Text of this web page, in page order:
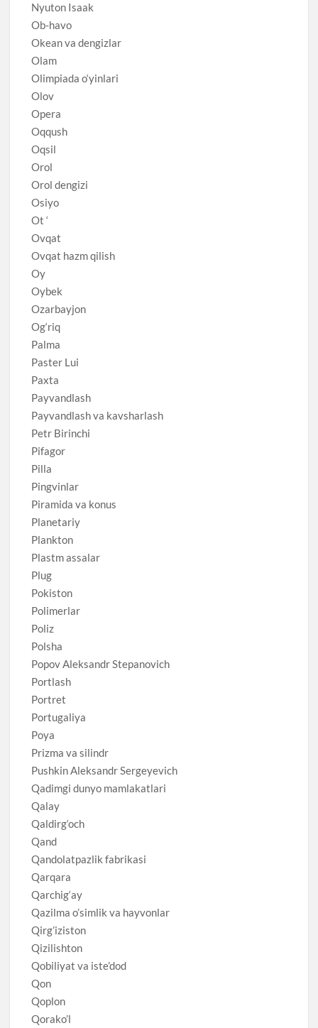
Nyuton Isaak
Ob-havo
Okean va dengizlar
Olam
Olimpiada o‘yinlari
Olov
Opera
Oqqush
Oqsil
Orol
Orol dengizi
Osiyo
Ot ‘
Ovqat
Ovqat hazm qilish
Oy
Oybek
Ozarbayjon
Og‘riq
Palma
Paster Lui
Paxta
Payvandlash
Payvandlash va kavsharlash
Petr Birinchi
Pifagor
Pilla
Pingvinlar
Piramida va konus
Planetariy
Plankton
Plastm assalar
Plug
Pokiston
Polimerlar
Poliz
Polsha
Popov Aleksandr Stepanovich
Portlash
Portret
Portugaliya
Poya
Prizma va silindr
Pushkin Aleksandr Sergeyevich
Qadimgi dunyo mamlakatlari
Qalay
Qaldirg‘och
Qand
Qandolatpazlik fabrikasi
Qarqara
Qarchig‘ay
Qazilma o’simlik va hayvonlar
Qirg’iziston
Qizilishton
Qobiliyat va iste’dod
Qon
Qoplon
Qorako’l